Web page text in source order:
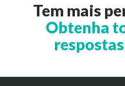
Tem mais
Obtenha